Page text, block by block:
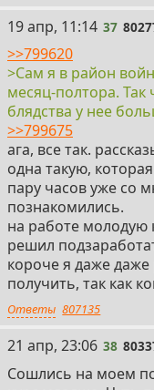
37
19 апр, 11:14 37
>>799620
>Сам я в район
месяц-полтора. Так
блядства у нее
>>799675
ага, все так.
одна такую,
пару часов уже со
познакомились.
на работе молодую
решил
короче я даже даже
получить, так как
Ответы 807135
38
21 апр, 23:06 38
Сошлись на моем